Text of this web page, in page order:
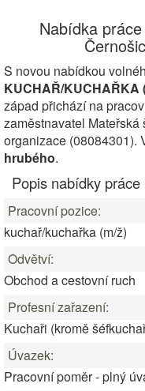
Nabídka
S novou nabídkou
KUCHAŘ/KUCHAŘKA
západ přichází na
zaměstnavatel
organizace (08084301).
hrubého.
Popis nabídky práce
Pracovní pozice:
kuchař/kuchařka (m/ž)
Odvětví:
Obchod a cestovní ruch
Profesní zařazení:
Kuchaři (kromě
Úvazek:
Pracovní poměr - plný